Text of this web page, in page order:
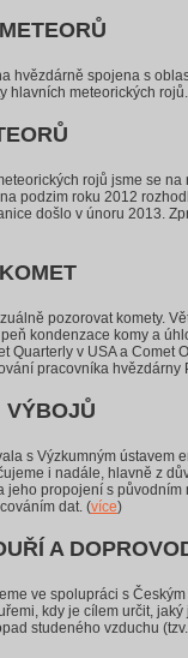
hvězdárně spojena s
hlavních meteorických
rojů jsme se
podzim roku 2012
došlo v únoru 2013.
pozorovat komety.
kondenzace komy a
Quarterly v USA a
pracovníka
VÝBOJŮ
s Výzkumným ústavem
i nadále, hlavně z
propojení s
dat. (více)
A
ve spolupráci s
kdy je cílem určit,
studeného vzduchu